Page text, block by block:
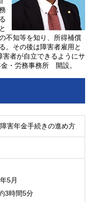
不知等を知り、所得補償
。その後は障害者雇用と
者が自立できるようにサ
・労務事務所 開設。
害年金手続きの進め方
5月
時間5分